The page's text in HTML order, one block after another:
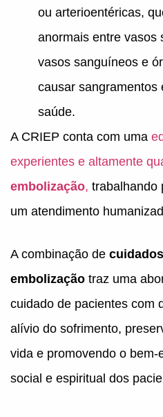
ou arterioentéricas,
anormais entre vasos
vasos sanguíneos e
causar sangramentos
saúde.
A CRIEP conta com uma
experientes e altamente
embolização, trabalhando
um atendimento
A combinação de
embolização traz uma
cuidado de pacientes com
alívio do sofrimento,
vida e promovendo o
social e espiritual dos